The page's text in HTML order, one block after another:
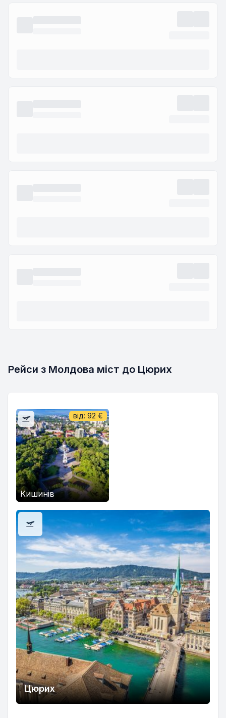
Рейси з Молдова міст до Цюрих
Кишинів
від: 92 €
Цюрих